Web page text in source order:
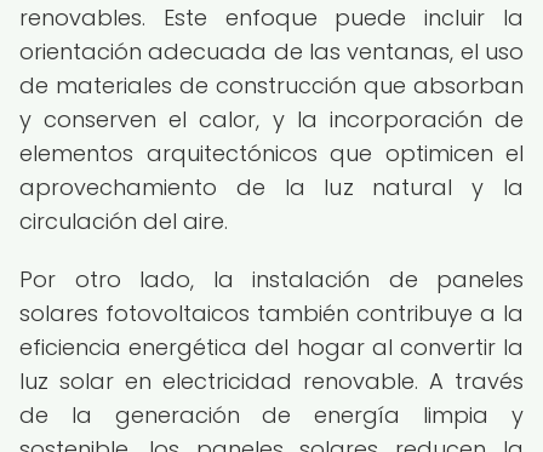
renovables. Este enfoque puede incluir la
orientación adecuada de las ventanas, el uso
de materiales de construcción que absorban
y conserven el calor, y la incorporación de
elementos arquitectónicos que optimicen el
aprovechamiento de la luz natural y la
circulación del aire.
Por otro lado, la instalación de paneles
solares fotovoltaicos también contribuye a la
eficiencia energética del hogar al convertir la
luz solar en electricidad renovable. A través
de la generación de energía limpia y